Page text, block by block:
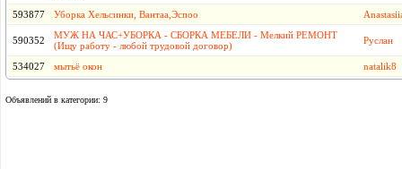
593877 Уборка Хельсинки, Вантаа,Эспоо
590352
МУЖ НА ЧАС+УБОРКА - СБОРКА МЕБЕЛИ - Мелкий РЕМОНТ
(Ищу работу - любой трудовой договор)
Руслан
534027 мытьё окон natalik8
Объявлений в категории: 9